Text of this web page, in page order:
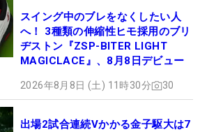
スイング中のブレをなくしたい人
へ！ 3種類の伸縮性ヒモ採用のブリ
ヂストン『ZSP-BITER LIGHT
MAGICLACE』、8月8日デビュー
2026年8月8日 (土) 11時30分 30
出場2試合連続Vかかる金子駆大は7